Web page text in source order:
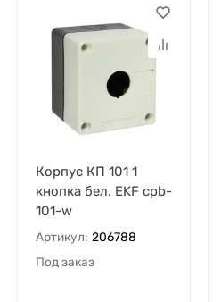
Корпус КП 101 1
кнопка бел. EKF cpb-
101-w
Артикул: 206788
Под заказ